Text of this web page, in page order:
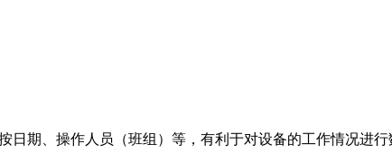
期、操作人员（班组）等，有利于对设备的工作情况进行